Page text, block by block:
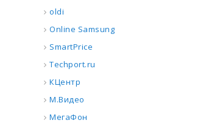
oldi
Online Samsung
SmartPrice
Techport.ru
КЦентр
М.Видео
МегаФон